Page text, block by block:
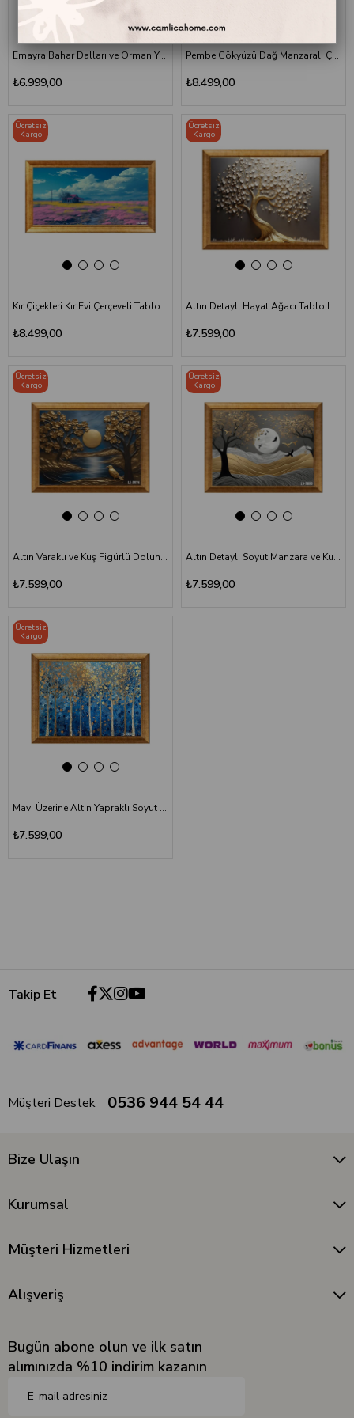
Emayra Bahar Dalları ve Orman Yolu Temalı Yağlı Boya Efektli Dokulu Tablo
₺6.999,00
Pembe Gökyüzü Dağ Manzaralı Çerçeveli Tablo LS-5865
₺8.499,00
Kır Çiçekleri Kır Evi Çerçeveli Tablo LS-5868
₺8.499,00
Ücretsiz
Kargo
Altın Detaylı Hayat Ağacı Tablo LS-5869
₺7.599,00
Ücretsiz
Kargo
Altın Varaklı ve Kuş Figürlü Dolunay Tablo LS-5876
₺7.599,00
Ücretsiz
Kargo
Altın Detaylı Soyut Manzara ve Kuş Figürlü Tablo LS-5880
₺7.599,00
Ücretsiz
Kargo
Mavi Üzerine Altın Yapraklı Soyut Ağaçlar Tablo LS-5884
₺7.599,00
Ücretsiz
Kargo
Takip Et
Müşteri Destek 0536 944 54 44
Bize Ulaşın
Kurumsal
Müşteri Hizmetleri
Alışveriş
Bugün abone olun ve ilk satın
alımınızda %10 indirim kazanın